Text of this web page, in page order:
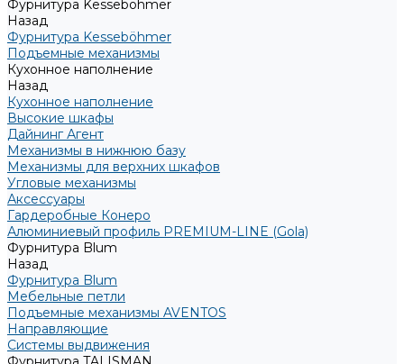
Фурнитура Kesseböhmer
Назад
Фурнитура Kesseböhmer
Подъемные механизмы
Кухонное наполнение
Назад
Кухонное наполнение
Высокие шкафы
Дайнинг Агент
Механизмы в нижнюю базу
Механизмы для верхних шкафов
Угловые механизмы
Аксессуары
Гардеробные Конеро
Алюминиевый профиль PREMIUM-LINE (Gola)
Фурнитура Blum
Назад
Фурнитура Blum
Мебельные петли
Подъемные механизмы AVENTOS
Направляющие
Системы выдвижения